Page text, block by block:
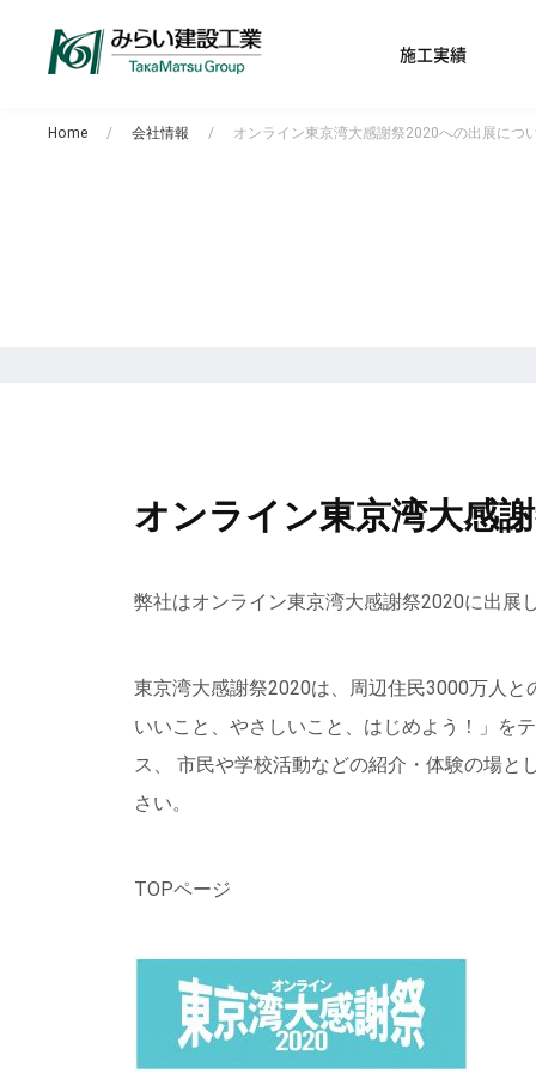
施工実績
Home 会社情報 オンライン東京湾大感謝祭2020への出展につ
オンライン東京湾大感
弊社はオンライン東京湾大感謝祭2020に出展
東京湾大感謝祭2020は、周辺住民3000万人
いいこと、やさしいこと、はじめよう！」を
ス、 市民や学校活動などの紹介・体験の場と
さい。
TOPページ